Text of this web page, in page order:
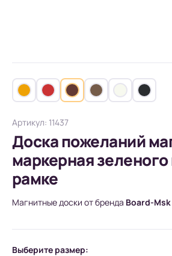
Артикул: 11437
Доска пожеланий
маркерная зеленого
рамке
Магнитные доски от бренда Board-Msk
Выберите размер: